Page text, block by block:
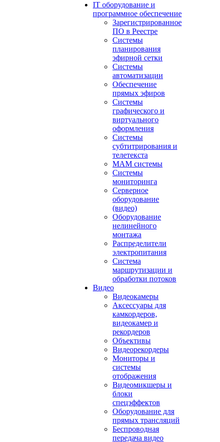
IT оборудование и
программное обеспечение
Зарегистрированное
ПО в Реестре
Системы
планирования
эфирной сетки
Системы
автоматизации
Обеспечение
прямых эфиров
Системы
графического и
виртуального
оформления
Системы
субтитрирования и
телетекста
MAM системы
Системы
мониторинга
Серверное
оборудование
(видео)
Оборудование
нелинейного
монтажа
Распределители
электропитания
Система
маршрутизации и
обработки потоков
Видео
Видеокамеры
Аксессуары для
камкордеров,
видеокамер и
рекордеров
Объективы
Видеорекордеры
Мониторы и
системы
отображения
Видеомикшеры и
блоки
спецэффектов
Оборудование для
прямых трансляций
Беспроводная
передача видео